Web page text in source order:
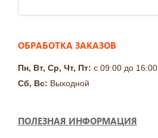
ОБРАБОТКА ЗАКАЗОВ
Пн, Вт, Ср, Чт, Пт: с 09:00 до 16:00
Сб, Вс: Выходной
ПОЛЕЗНАЯ ИНФОРМАЦИЯ